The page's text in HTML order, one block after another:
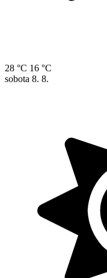
28 °C 16 °C
sobota 8. 8.